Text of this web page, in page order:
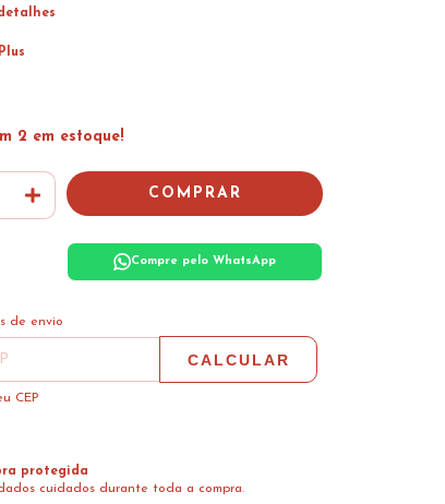
Plus
2 em estoque!
Compre pelo WhatsApp
o CEP:
de envio
CALCULAR
CEP
protegida
cuidados durante toda a compra.